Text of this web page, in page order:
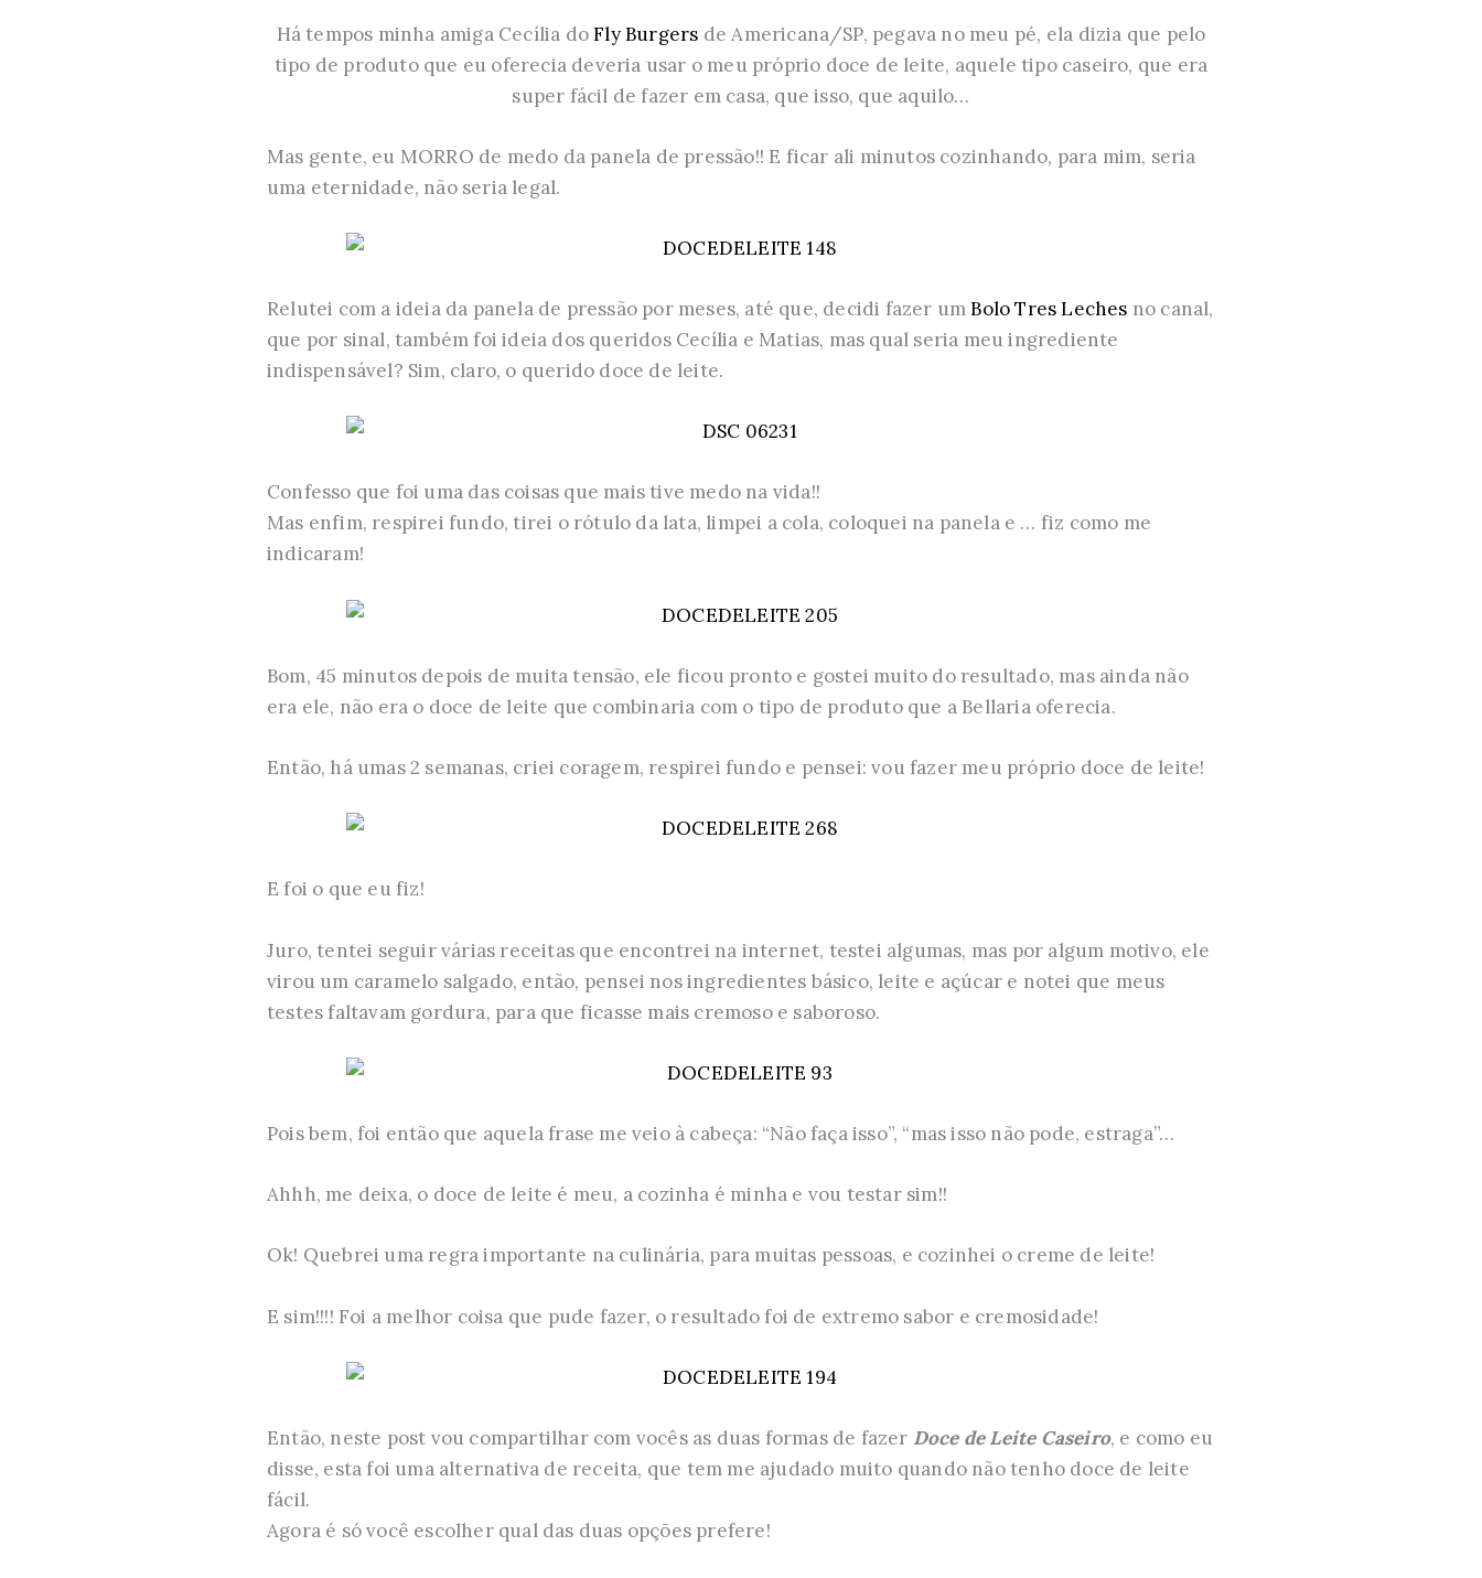
Há tempos minha amiga Cecília doFly Burgers de Americana/SP, pegava no meu pé, ela dizia que pelo
tipo de produto que eu oferecia deveria usar o meu próprio doce de leite, aquele tipo caseiro, que era
super fácil de fazer em casa, que isso, que aquilo…
Mas gente, eu MORRO de medo da panela de pressão!! E ficar ali minutos cozinhando, para mim, seria
uma eternidade, não seria legal.
Relutei com a ideia da panela de pressão por meses, até que, decidi fazer umBolo Tres Leches no canal,
que por sinal, também foi ideia dos queridos Cecília e Matias, mas qual seria meu ingrediente
indispensável? Sim, claro, o querido doce de leite.
Confesso que foi uma das coisas que mais tive medo na vida!!
Mas enfim, respirei fundo, tirei o rótulo da lata, limpei a cola, coloquei na panela e … fiz como me
indicaram!
Bom, 45 minutos depois de muita tensão, ele ficou pronto e gostei muito do resultado, mas ainda não
era ele, não era o doce de leite que combinaria com o tipo de produto que a Bellaria oferecia.
Então, há umas 2 semanas, criei coragem, respirei fundo e pensei: vou fazer meu próprio doce de leite!
E foi o que eu fiz!
Juro, tentei seguir várias receitas que encontrei na internet, testei algumas, mas por algum motivo, ele
virou um caramelo salgado, então, pensei nos ingredientes básico, leite e açúcar e notei que meus
testes faltavam gordura, para que ficasse mais cremoso e saboroso.
Pois bem, foi então que aquela frase me veio à cabeça: “Não faça isso”, “mas isso não pode, estraga”…
Ahhh, me deixa, o doce de leite é meu, a cozinha é minha e vou testar sim!!
Ok! Quebrei uma regra importante na culinária, para muitas pessoas, e cozinhei o creme de leite!
E sim!!!! Foi a melhor coisa que pude fazer, o resultado foi de extremo sabor e cremosidade!
Então, neste post vou compartilhar com vocês as duas formas de fazer Doce de Leite Caseiro, e como eu
disse, esta foi uma alternativa de receita, que tem me ajudado muito quando não tenho doce de leite
fácil.
Agora é só você escolher qual das duas opções prefere!